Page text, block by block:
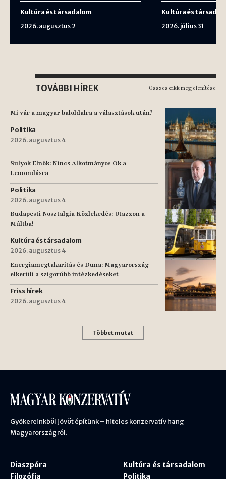
Kultúra és társadalom
2026. augusztus 2
Kultúra és
2026. július 31
TOVÁBBI HÍREK Összes cikk megjelenítése
Mi vár a magyar baloldalra a választások után?
Politika
2026. augusztus 4
Sulyok Elnök: Nincs Alkotmányos Ok a
Lemondásra
Politika
2026. augusztus 4
Budapesti Nosztalgia Közlekedés: Utazzon a
Múltba!
Kultúra és társadalom
2026. augusztus 4
Energiamegtakarítás és Duna: Magyarország
elkerüli a szigorúbb intézkedéseket
Friss hírek
2026. augusztus 4
Többet mutat
Gyökereinkből jövőt építünk – hiteles konzervatív hang
Magyarországról.
Diaszpóra
Filozófia
Kultúra és társadalom
Politika